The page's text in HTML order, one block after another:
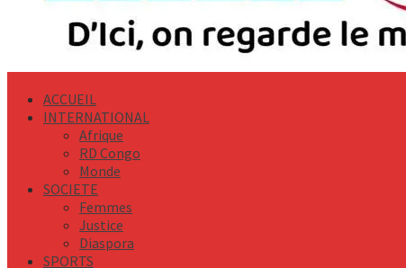
ACCUEIL
INTERNATIONAL
Afrique
RD Congo
Monde
SOCIETE
Femmes
Justice
Diaspora
SPORTS